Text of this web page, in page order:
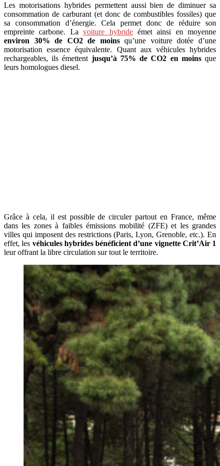
Les motorisations hybrides permettent aussi bien de diminuer sa
consommation de carburant (et donc de combustibles fossiles) que
sa consommation d’énergie. Cela permet donc de réduire son
empreinte carbone. Lavoiture hybrideémet ainsi en moyenne
environ 30% de CO2 de moinsqu’une voiture dotée d’une
motorisation essence équivalente. Quant aux véhicules hybrides
rechargeables, ils émettent jusqu’à 75% de CO2 en moinsque
leurs homologues diesel.
Grâce à cela, il est possible de circuler partout en France, même
dans les zones à faibles émissions mobilité (ZFE) et les grandes
villes qui imposent des restrictions (Paris, Lyon, Grenoble, etc.). En
effet, les véhicules hybrides bénéficient d’une vignette Crit’Air 1
leur offrant la libre circulation sur tout le territoire.